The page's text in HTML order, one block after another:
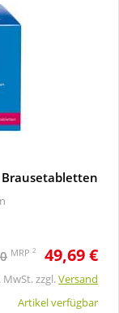
Brausetabletten
MRP 2 49,69 €
zzgl.Versand
Artikel verfügbar